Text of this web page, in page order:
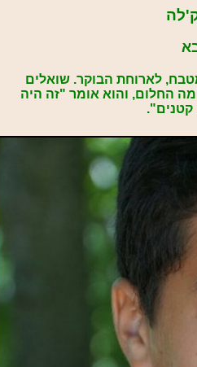
לארוחת הבוקר. שואלים
החלום, והוא אומר "זה היה
קטנים".